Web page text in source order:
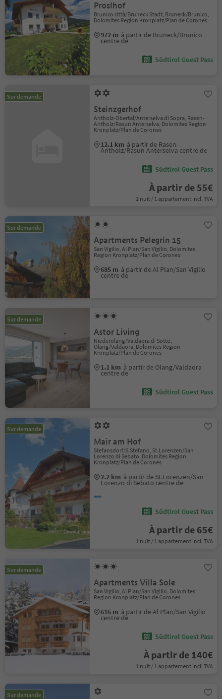
Proslhof
Brunico città/Bruneck Stadt, Bruneck/Brunico,
Dolomites Region Kronplatz/Plan de Corones
972 m à partir de Bruneck/Brunico
centre de
Südtirol Guest Pass
Sur demande
Steinzgerhof
Antholz-Obertal/Anterselva di Sopra, Rasen-
Antholz/Rasun Anterselva, Dolomites Region
Kronplatz/Plan de Corones
12.1 km à partir de Rasen-
Antholz/Rasun Anterselva centre de
Südtirol Guest Pass
À partir de 55€
1 nuit / 1 appartement incl. TVA
Sur demande
Apartments Pelegrin 15
San Vigilio, Al Plan/San Vigilio, Dolomites
Region Kronplatz/Plan de Corones
685 m à partir de Al Plan/San Vigilio
centre de
Sur demande
Astor Living
Niederolang/Valdaora di Sotto,
Olang/Valdaora, Dolomites Region
Kronplatz/Plan de Corones
1.1 km à partir de Olang/Valdaora
centre de
Südtirol Guest Pass
Sur demande
Mair am Hof
Stefansdorf/S.Stefano, St.Lorenzen/San
Lorenzo di Sebato, Dolomites Region
Kronplatz/Plan de Corones
2.2 km à partir de St.Lorenzen/San
Lorenzo di Sebato centre de
Südtirol Guest Pass
À partir de 65€
1 nuit / 1 appartement incl. TVA
Sur demande
Apartments Villa Sole
San Vigilio, Al Plan/San Vigilio, Dolomites
Region Kronplatz/Plan de Corones
616 m à partir de Al Plan/San Vigilio
centre de
Südtirol Guest Pass
À partir de 140€
1 nuit / 1 appartement incl. TVA
Sur demande